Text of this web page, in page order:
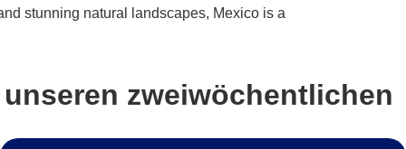
stunning natural landscapes, Mexico is a
zweiwöchentlichen